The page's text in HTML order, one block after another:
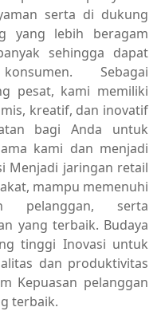
serta di dukung
yang lebih beragam
sehingga dapat
Sebagai
pesat, kami memiliki
kreatif, dan inovatif
bagi Anda untuk
kami dan menjadi
Menjadi jaringan retail
mampu memenuhi
pelanggan, serta
yang terbaik. Budaya
tinggi Inovasi untuk
dan produktivitas
Kepuasan pelanggan
terbaik.